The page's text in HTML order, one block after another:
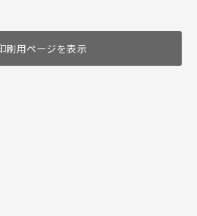
刷用ページを表示